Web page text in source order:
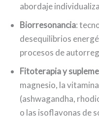
abordaje
Biorresonancia:
desequilibrios
procesos de
Fitoterapia y
magnesio, la
(ashwagandha,
o las isoflavonas de